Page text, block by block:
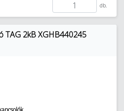
db.
TAG 2kB XGHB440245